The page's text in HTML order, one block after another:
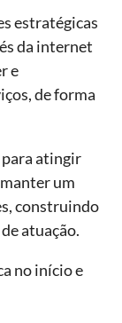
estratégicas
da internet
e
de forma
para atingir
um
construindo
atuação.
no início e